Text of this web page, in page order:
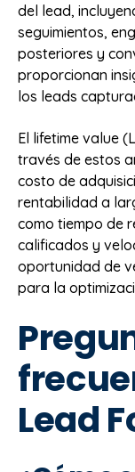
del lead,
seguimientos,
posteriores y
proporcionan
los leads
El lifetime value
través de estos
costo de
rentabilidad a
como tiempo de
calificados y
oportunidad de
para la
Lead